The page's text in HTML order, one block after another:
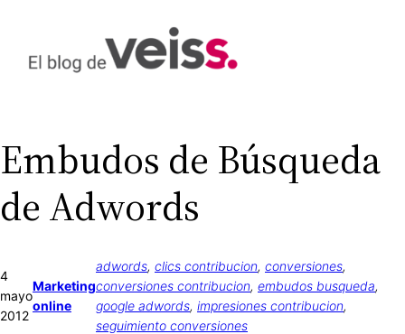
contenido
Embudos de Búsqueda
de Adwords
4
mayo
2012
Marketing
online
adwords, clics contribucion, conversiones
conversiones contribucion, embudos busqueda
google adwords, impresiones contribucion
seguimiento conversiones